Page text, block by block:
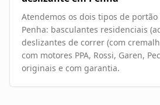
Atendemos os dois tipos de
Penha: basculantes residenciais
deslizantes de correr (com
com motores PPA, Rossi, Garen,
originais e com garantia.